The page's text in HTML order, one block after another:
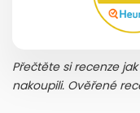
Přečtěte si recenze
nakoupili. Ověřené